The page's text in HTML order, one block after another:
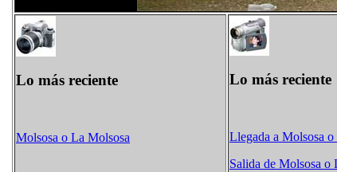
Lo más reciente
Molsosa o La Molsosa
Lo más reciente
Llegada a Molsosa
Salida de Molsosa o